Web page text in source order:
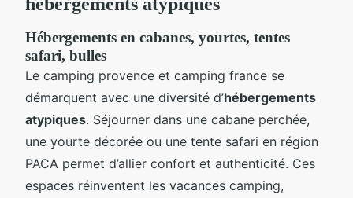
Hébergements en cabanes, yourtes, tentes
safari, bulles
Le camping provence et camping france se
démarquent avec une diversité d’hébergements
atypiques. Séjourner dans une cabane perchée,
une yourte décorée ou une tente safari en région
PACA permet d’allier confort et authenticité. Ces
espaces réinventent les vacances camping,